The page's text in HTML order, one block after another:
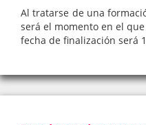
Al tratarse de una
será el momento en el
fecha de finalización será